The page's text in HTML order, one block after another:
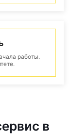
работы.
в